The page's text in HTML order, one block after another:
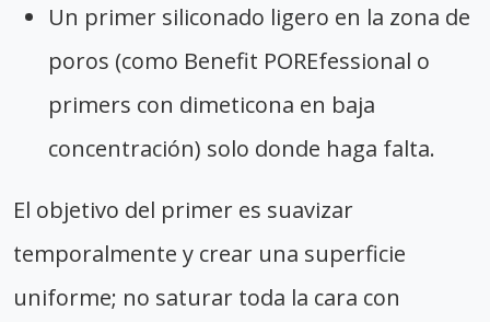
Un primer siliconado ligero en la zona de
poros (como Benefit POREfessional o
primers con dimeticona en baja
concentración) solo donde haga falta.
El objetivo del primer es suavizar
temporalmente y crear una superficie
uniforme; no saturar toda la cara con